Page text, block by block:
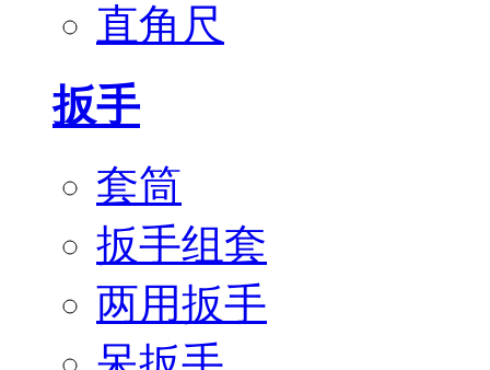
直角尺
扳手
套筒
扳手组套
两用扳手